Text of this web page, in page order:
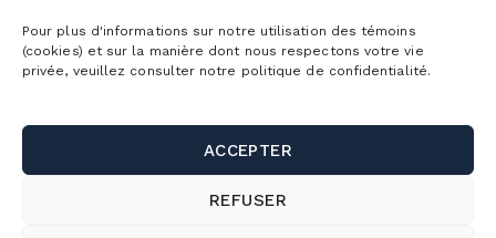
Pour plus d'informations sur notre utilisation des témoins
(cookies) et sur la manière dont nous respectons votre vie
privée, veuillez consulter notre politique de confidentialité.
ACCEPTER
REFUSER
rapidement. En général, tous les SnowPrks sont
ouverts début janvier.
Y a-t-il différents parcs pour différents niveaux